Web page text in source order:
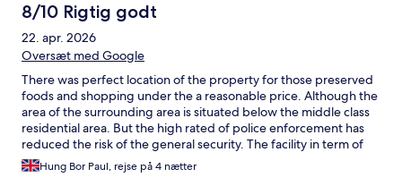
8/10 Rigtig godt
22. apr. 2026
Oversæt med Google
There was perfect location of the property for those preserved
foods and shopping under the a reasonable price. Although the
area of the surrounding area is situated below the middle class
residential area. But the high rated of police enforcement has
reduced the risk of the general security. The facility in term of
sanctuary and furniture are still maintained in good condition
despite the room is very small.
Hung Bor Paul, rejse på 4 nætter